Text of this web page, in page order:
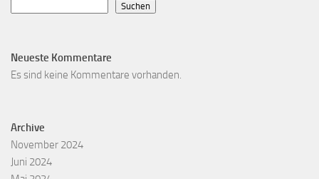
Suchen
Neueste Kommentare
Es sind keine Kommentare vorhanden.
Archive
November 2024
Juni 2024